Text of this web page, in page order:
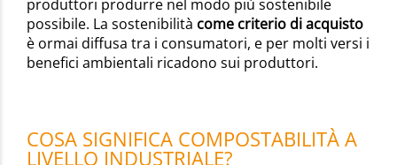
produttori produrre nel modo più sostenibile
possibile. La sostenibilità come criterio di acquisto
è ormai diffusa tra i consumatori, e per molti versi i
benefici ambientali ricadono sui produttori.
COSA SIGNIFICA COMPOSTABILITÀ A
LIVELLO INDUSTRIALE?